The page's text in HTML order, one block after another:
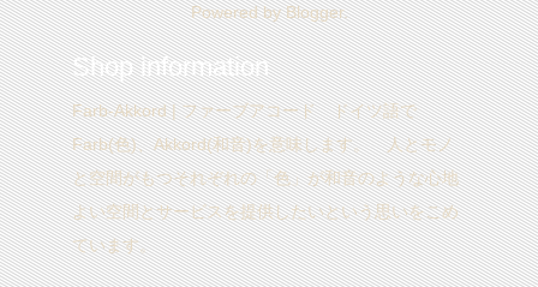
Powered byBlogger.
Shop information
Farb-Akkord | ファーブアコード ドイツ語で
Farb(色)、Akkord(和音)を意味します。 人とモノ
と空間がもつそれぞれの「色」が和音のような心地
よい空間とサービスを提供したいという思いをこめ
ています。